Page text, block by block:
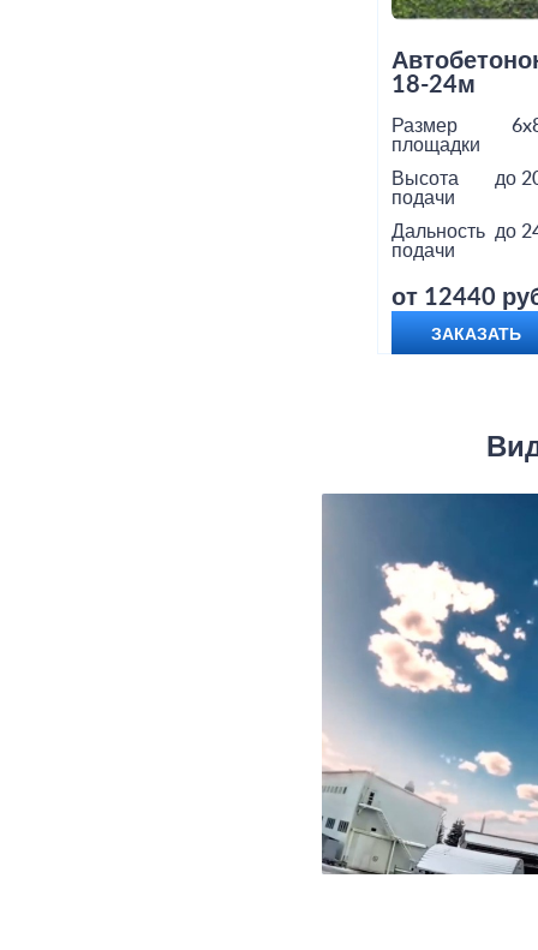
18-24м
Размер
площадки
Высота
подачи
до
Дальность
подачи
до
от 12440
ЗАКАЗАТЬ